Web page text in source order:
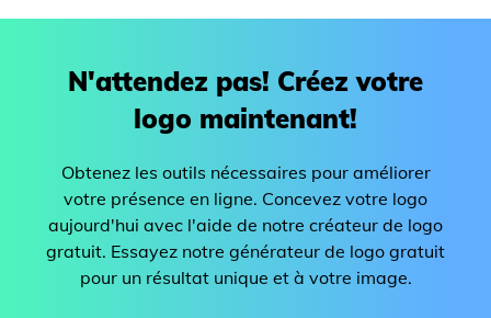
N'attendez pas! Créez votre
logo maintenant!
Obtenez les outils nécessaires pour améliorer
votre présence en ligne. Concevez votre logo
aujourd'hui avec l'aide de notre créateur de logo
gratuit. Essayez notre générateur de logo gratuit
pour un résultat unique et à votre image.